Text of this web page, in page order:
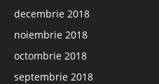
decembrie 2018
noiembrie 2018
octombrie 2018
septembrie 2018